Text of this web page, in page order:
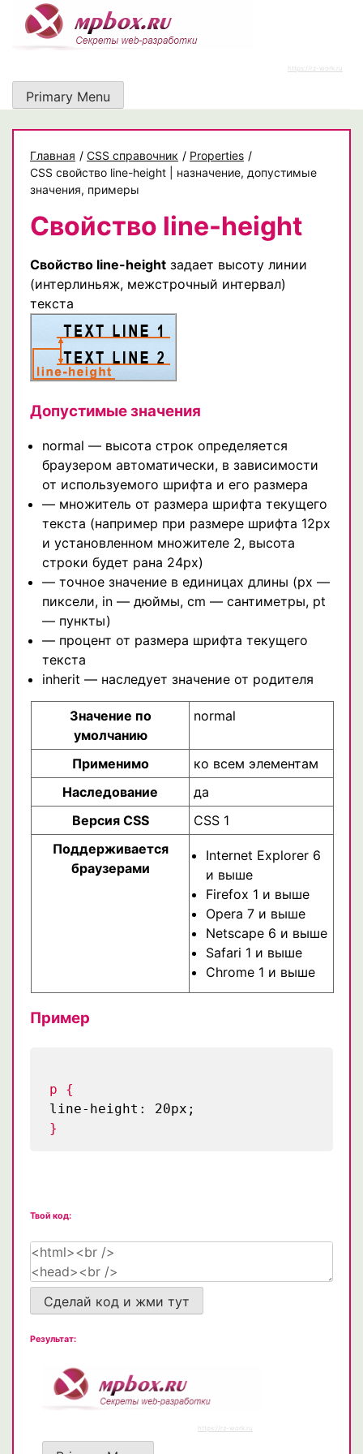
content
https://rz-work.ru
Primary Menu
Главная / CSS справочник / Properties /
CSS свойство line-height | назначение, допустимые
значения, примеры
Свойство line-height
Свойство line-height задает высоту линии
(интерлиньяж, межстрочный интервал)
текста
Допустимые значения
normal — высота строк определяется
браузером автоматически, в зависимости
от используемого шрифта и его размера
— множитель от размера шрифта текущего
текста (например при размере шрифта 12px
и установленном множителе 2, высота
строки будет рана 24px)
— точное значение в единицах длины (px —
пиксели, in — дюймы, cm — сантиметры, pt
— пункты)
— процент от размера шрифта текущего
текста
inherit — наследует значение от родителя
Значение по
умолчанию
normal
Применимо
ко всем элементам
Наследование
да
Версия CSS
CSS 1
Поддерживается
браузерами
Internet Explorer 6
и выше
Firefox 1 и выше
Opera 7 и выше
Netscape 6 и выше
Safari 1 и выше
Chrome 1 и выше
Пример
p {
line-height: 20px;
}
Твой код:
Сделай код и жми тут
Результат: